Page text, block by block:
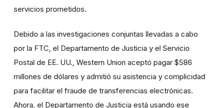
servicios prometidos.
Debido a las investigaciones conjuntas llevadas a cabo
por la FTC, el Departamento de Justicia y el Servicio
Postal de EE. UU., Western Union aceptó pagar $586
millones de dólares y admitió su asistencia y complicidad
para facilitar el fraude de transferencias electrónicas.
Ahora, el Departamento de Justicia está usando ese